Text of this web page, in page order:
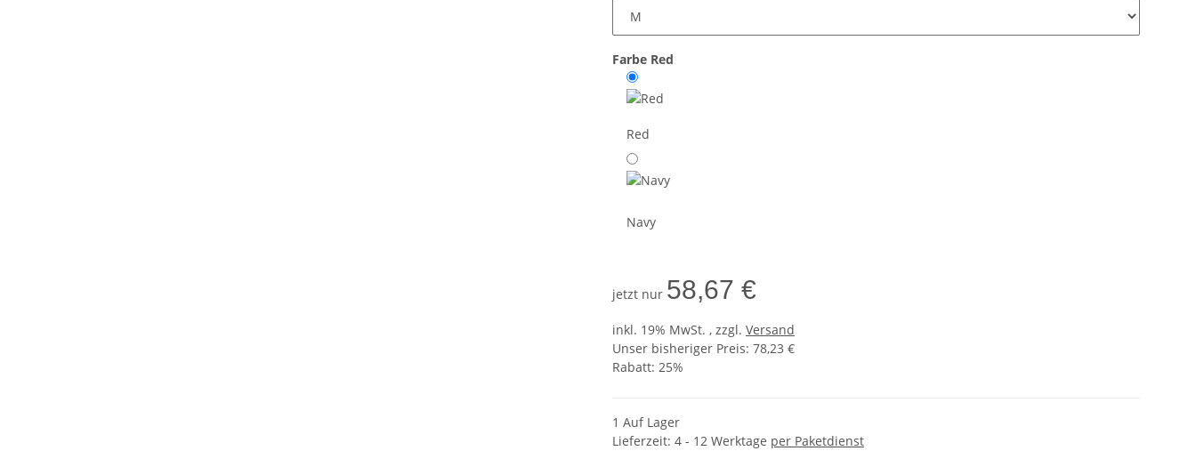
Farbe Red
Red
Navy
jetzt nur 58,67 €
inkl. 19% MwSt. , zzgl. Versand
Unser bisheriger Preis: 78,23 €
Rabatt: 25%
1 Auf Lager
Lieferzeit: 4 - 12 Werktage per Paketdienst